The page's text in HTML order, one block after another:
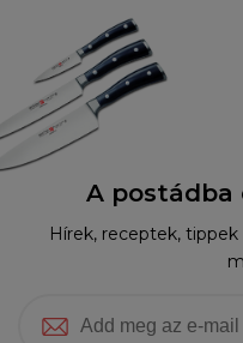
A postádba
Hírek, receptek,